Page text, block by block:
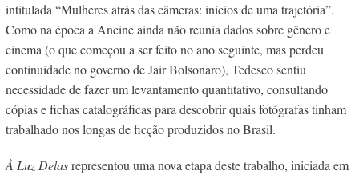
intitulada “Mulheres atrás das câmeras: inícios de uma trajetória”.
Como na época a Ancine ainda não reunia dados sobre gênero e
cinema (o que começou a ser feito no ano seguinte, mas perdeu
continuidade no governo de Jair Bolsonaro), Tedesco sentiu
necessidade de fazer um levantamento quantitativo, consultando
cópias e fichas catalográficas para descobrir quais fotógrafas tinham
trabalhado nos longas de ficção produzidos no Brasil.
À Luz Delasrepresentou uma nova etapa deste trabalho, iniciada em